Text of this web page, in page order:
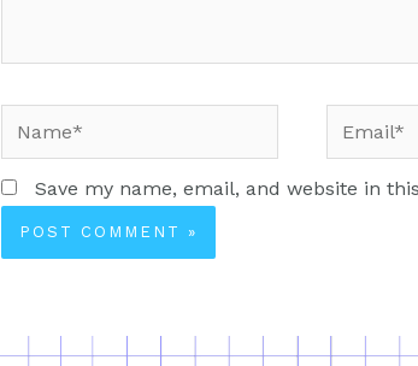
Save my name, email, and website in